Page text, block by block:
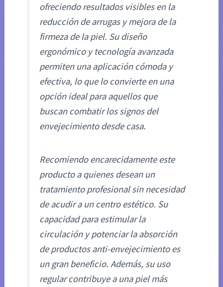
ofreciendo resultados visibles en la
reducción de arrugas y mejora de la
firmeza de la piel. Su diseño
ergonómico y tecnología avanzada
permiten una aplicación cómoda y
efectiva, lo que lo convierte en una
opción ideal para aquellos que
buscan combatir los signos del
envejecimiento desde casa.
Recomiendo encarecidamente este
producto a quienes desean un
tratamiento profesional sin necesidad
de acudir a un centro estético. Su
capacidad para estimular la
circulación y potenciar la absorción
de productos anti-envejecimiento es
un gran beneficio. Además, su uso
regular contribuye a una piel más